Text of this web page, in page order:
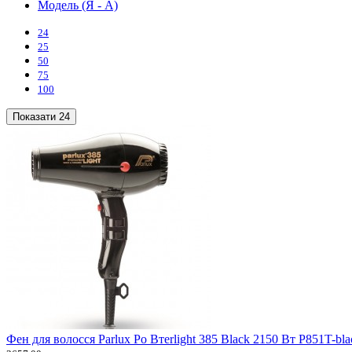
Модель (Я - А)
24
25
50
75
100
Показати 24
Фен для волосся Parlux Po Втerlight 385 Black 2150 Вт P851T-